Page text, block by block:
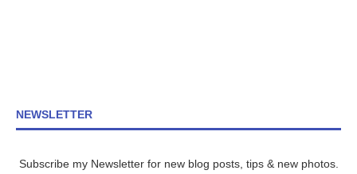
NEWSLETTER
Subscribe my Newsletter for new blog posts, tips & new photos.